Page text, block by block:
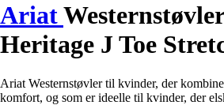
Ariat
Heritage J Toe
Ariat Westernstøvler til kvinder, der
komfort, og som er ideelle til kvinder, der